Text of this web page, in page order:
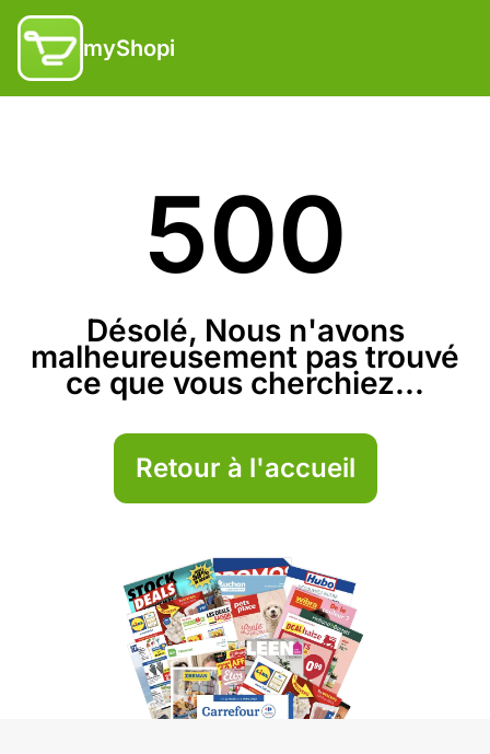
myShopi
500
Désolé, Nous n'avons
malheureusement pas trouvé
ce que vous cherchiez...
Retour à l'accueil